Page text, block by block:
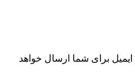
ایمیل برای شما ارسال خواهد